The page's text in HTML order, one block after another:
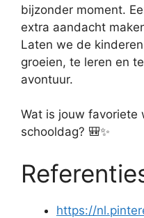
bijzonder moment.
extra aandacht
Laten we de
groeien, te leren en
avontuur.
Wat is jouw favoriete
schooldag? 🎒✨
https://